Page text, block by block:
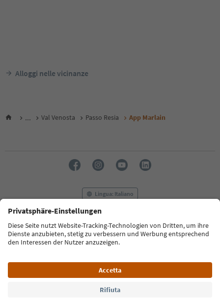
Alloggi nelle vicinanze
... Val Venosta Passo Resia App Marlain
Lingua: Italiano
FAQ Contatti Press MICE
Privacy Policy
Termini e condizioni
Crediti
Cookie Policy
Alto Adige B2B